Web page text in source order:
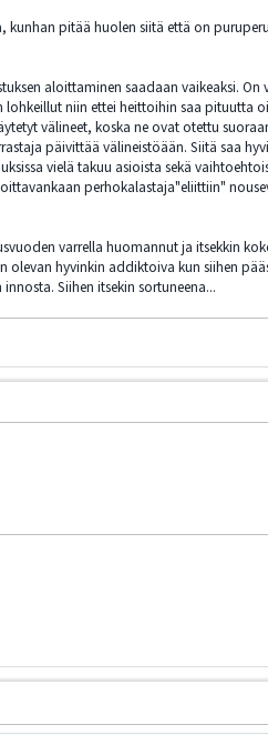
pitää huolen siitä että on
aloittaminen saadaan vaikeaksi.
niin ettei heittoihin saa pituutta
välineet, koska ne ovat otettu
päivittää välineistöään. Siitä saa
vielä takuu asioista sekä
perhokalastaja"eliittiin"
varrella huomannut ja itsekkin
olevan hyvinkin addiktoiva kun siihen
Siihen itsekin sortuneena...